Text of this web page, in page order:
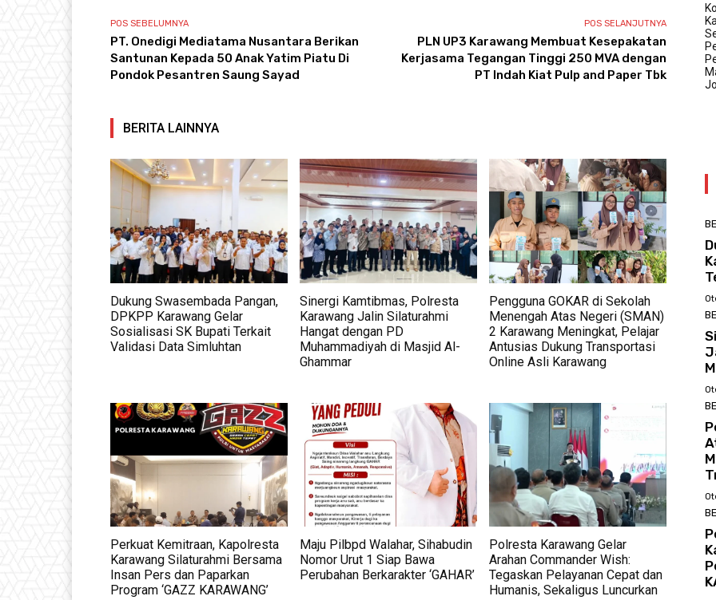
POS SEBELUMNYA
PT. Onedigi Mediatama Nusantara Berikan
Santunan Kepada 50 Anak Yatim Piatu Di
Pondok Pesantren Saung Sayad
POS SELANJUTNYA
PLN UP3 Karawang Membuat Kesepakatan
Kerjasama Tegangan Tinggi 250 MVA dengan
PT Indah Kiat Pulp and Paper Tbk
BERITA LAINNYA
Dukung Swasembada Pangan,
DPKPP Karawang Gelar
Sosialisasi SK Bupati Terkait
Validasi Data Simluhtan
Sinergi Kamtibmas, Polresta
Karawang Jalin Silaturahmi
Hangat dengan PD
Muhammadiyah di Masjid Al-
Ghammar
Pengguna GOKAR di Sekolah
Menengah Atas Negeri (SMAN)
2 Karawang Meningkat, Pelajar
Antusias Dukung Transportasi
Online Asli Karawang
Perkuat Kemitraan, Kapolresta
Karawang Silaturahmi Bersama
Insan Pers dan Paparkan
Program ‘GAZZ KARAWANG’
Maju Pilbpd Walahar, Sihabudin
Nomor Urut 1 Siap Bawa
Perubahan Berkarakter ‘GAHAR’
Polresta Karawang Gelar
Arahan Commander Wish:
Tegaskan Pelayanan Cepat dan
Humanis, Sekaligus Luncurkan